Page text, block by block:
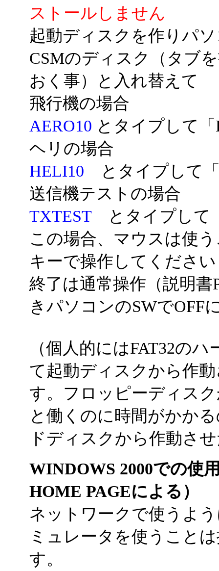
ストールしません
起動ディスクを作りパ
CSMのディスク（タブ
おく事）と入れ替えて
飛行機の場合
AERO10 とタイプして
ヘリの場合
HELI10 とタイプして
送信機テストの場合
TXTESTとタイプして
この場合、マウスは使
キーで操作してください
終了は通常操作（説明
きパソコンのSWでOFF
（個人的にはFAT32の
て起動ディスクから作
す。フロッピーディス
と働くのに時間がかか
ドディスクから作動さ
WINDOWS 2000での使
HOME PAGEによる）
ネットワークで使うよ
ミュレータを使うこと
す。